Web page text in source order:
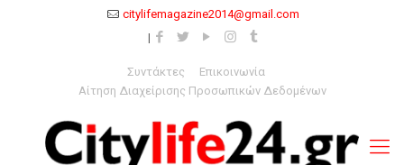
citylifemagazine2014@gmail.com
Συντάκτες
Επικοινωνία
Αίτηση Διαχείρισης Προσωπικών Δεδομένων